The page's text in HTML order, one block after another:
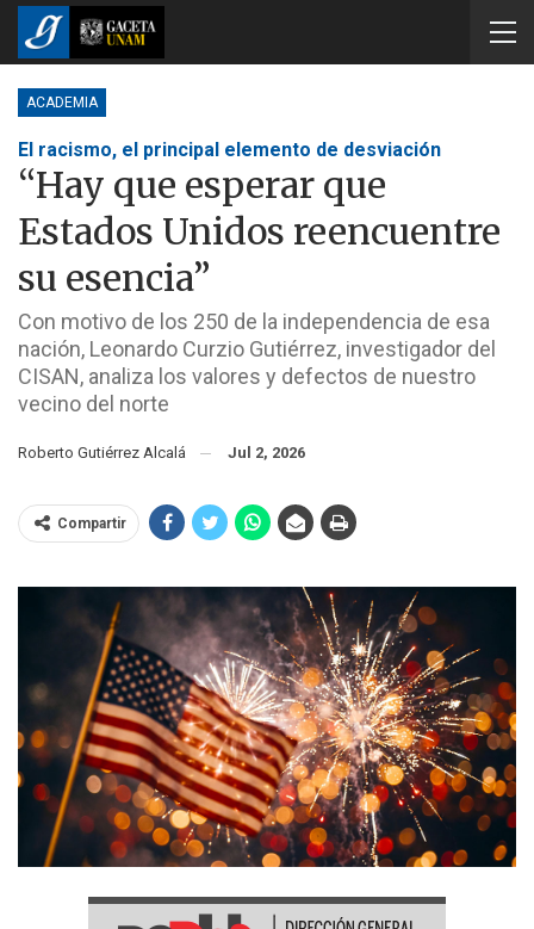
ACADEMIA
El racismo, el principal elemento de desviación
“Hay que esperar que
Estados Unidos reencuentre
su esencia”
Con motivo de los 250 de la independencia de esa
nación, Leonardo Curzio Gutiérrez, investigador del
CISAN, analiza los valores y defectos de nuestro
vecino del norte
Roberto Gutiérrez Alcalá Jul 2, 2026
Compartir